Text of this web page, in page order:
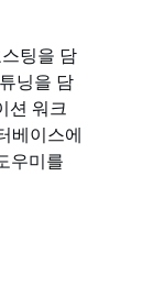
팅을 담
닝을 담
션 워크
베이스에
우미를